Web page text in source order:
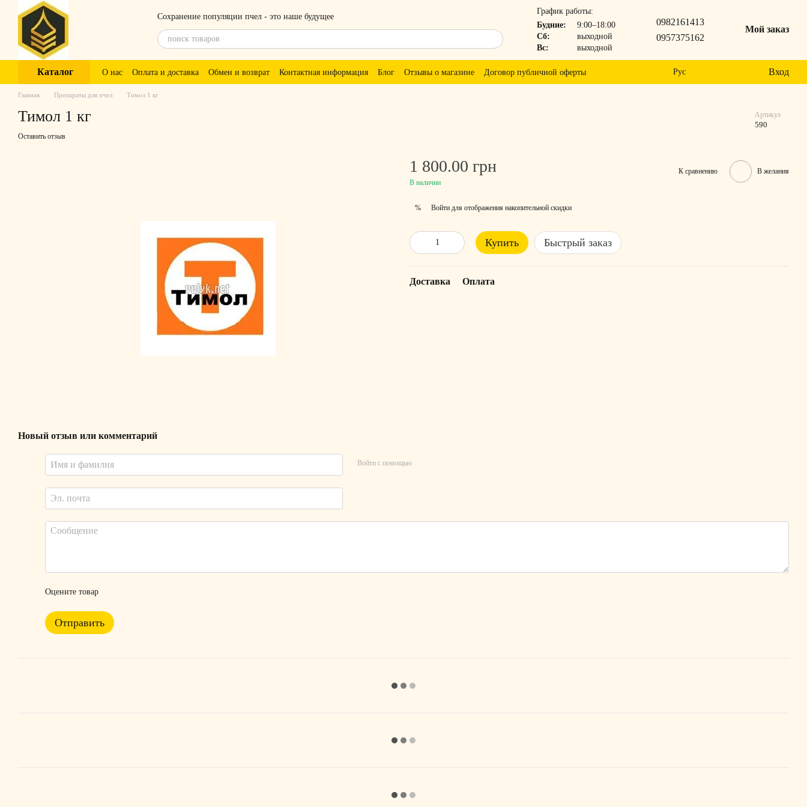
Перейти к основному контенту
Сохранение популяции пчел - это наше будущее
График работы:
Будние:
9:00–18:00
Сб:
выходной
Вс:
выходной
0982161413
0957375162
Мой заказ
Каталог О нас Оплата и доставка Обмен и возврат Контактная информация Блог Отзывы о магазине Договор публичной оферты Рус Вход
Главная Препараты для пчел Тимол 1 кг
Тимол 1 кг Артикул
590
Оставить отзыв
1 800.00 грн
В наличии
К сравнению В желания
% Войти для отображения накопительной скидки
Купить Быстрый заказ
Доставка Оплата
Новый отзыв или комментарий
Войти с помощью
Оцените товар
Отправить